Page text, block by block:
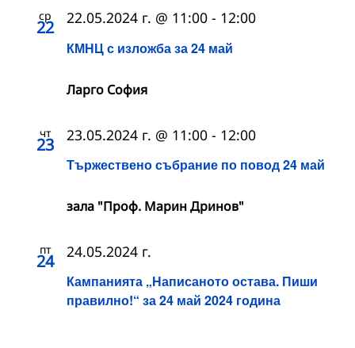
ср
22
КМНЦ с изложба за 24 май
22.05.2024 г. @ 11:00 - 12:00
Ларго София
чт
23
Тържествено събрание по повод 24 май
23.05.2024 г. @ 11:00 - 12:00
зала "Проф. Марин Дринов"
пт
24
Кампанията „Написаното остава. Пиши
правилно!“ за 24 май 2024 година
24.05.2024 г.